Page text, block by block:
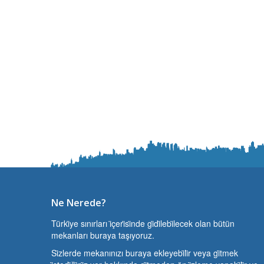
Ne Nerede?
Türki̇ye sınırları i̇çeri̇si̇nde gi̇di̇lebi̇lecek olan bütün
mekanları buraya taşıyoruz.
Si̇zlerde mekanınızı buraya ekleyebi̇li̇r veya gi̇tmek